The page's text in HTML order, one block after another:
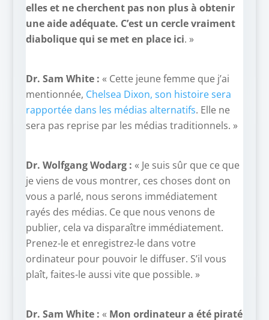
elles et ne cherchent pas non plus à obtenir
une aide adéquate. C’est un cercle vraiment
diabolique qui se met en place ici. »
Dr. Sam White : « Cette jeune femme que j’ai
mentionnée, Chelsea Dixon, son histoire sera
rapportée dans les médias alternatifs. Elle ne
sera pas reprise par les médias traditionnels. »
Dr. Wolfgang Wodarg : « Je suis sûr que ce que
je viens de vous montrer, ces choses dont on
vous a parlé, nous serons immédiatement
rayés des médias. Ce que nous venons de
publier, cela va disparaître immédiatement.
Prenez-le et enregistrez-le dans votre
ordinateur pour pouvoir le diffuser. S’il vous
plaît, faites-le aussi vite que possible. »
Dr. Sam White : « Mon ordinateur a été piraté